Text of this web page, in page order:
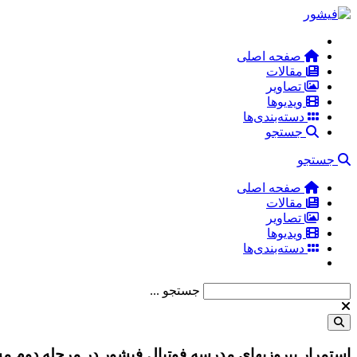
صفحه اصلی
مقالات
تصاویر
ویدیوها
دسته‌بندی‌ها
جستجو
جستجو
صفحه اصلی
مقالات
تصاویر
ویدیوها
دسته‌بندی‌ها
جستجو ...